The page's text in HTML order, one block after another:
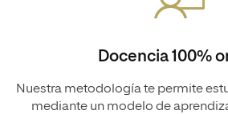
Docencia 100%
Nuestra metodología te permite
mediante un modelo de